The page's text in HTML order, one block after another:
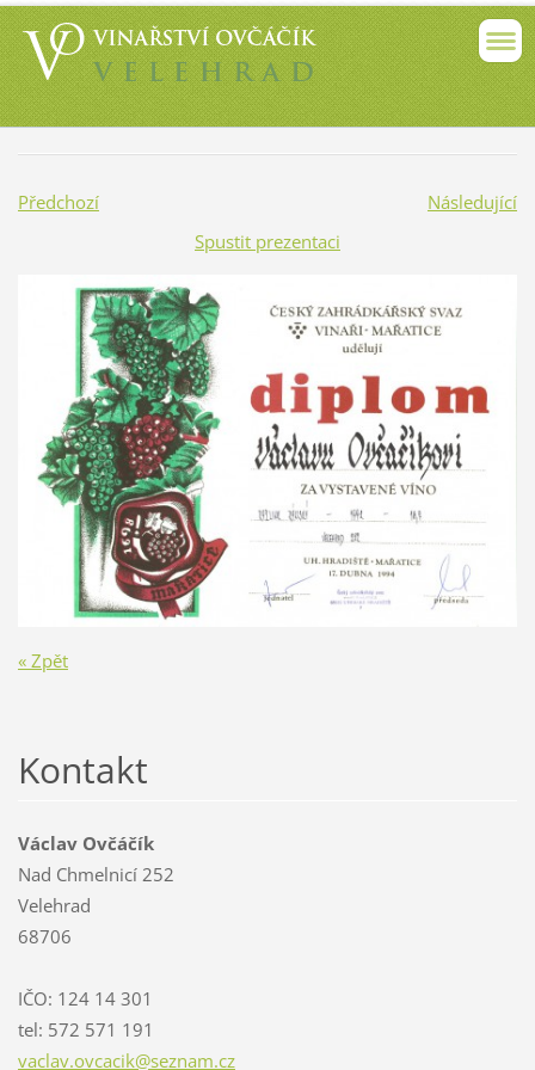
Předchozí
Následující
Spustit prezentaci
« Zpět
Kontakt
Václav Ovčáčík
Nad Chmelnicí 252
Velehrad
68706
IČO: 124 14 301
tel: 572 571 191
vaclav.ovcacik@seznam.cz